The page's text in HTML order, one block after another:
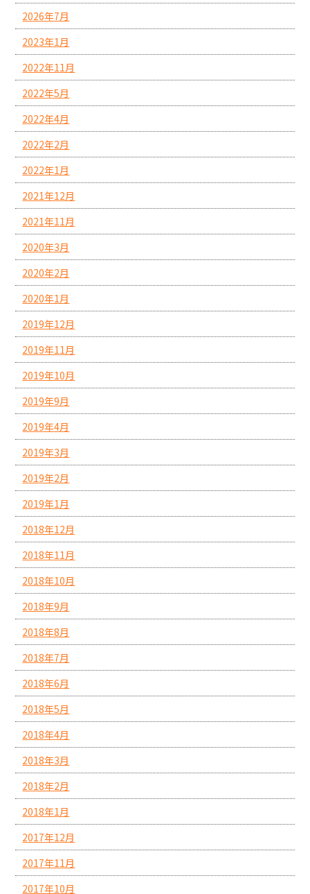
2026年7月
2023年1月
2022年11月
2022年5月
2022年4月
2022年2月
2022年1月
2021年12月
2021年11月
2020年3月
2020年2月
2020年1月
2019年12月
2019年11月
2019年10月
2019年9月
2019年4月
2019年3月
2019年2月
2019年1月
2018年12月
2018年11月
2018年10月
2018年9月
2018年8月
2018年7月
2018年6月
2018年5月
2018年4月
2018年3月
2018年2月
2018年1月
2017年12月
2017年11月
2017年10月